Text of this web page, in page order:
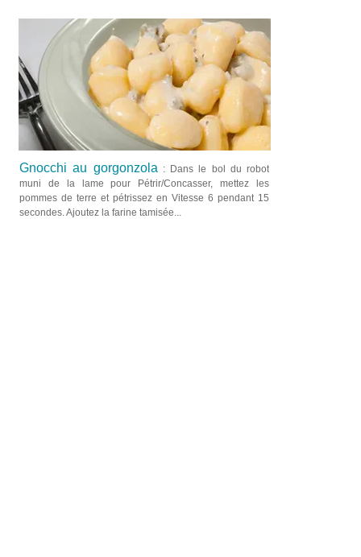
Gnocchi au gorgonzola: Dans le bol du robot
muni de la lame pour Pétrir/Concasser, mettez les
pommes de terre et pétrissez en Vitesse 6 pendant 15
secondes. Ajoutez la farine tamisée...